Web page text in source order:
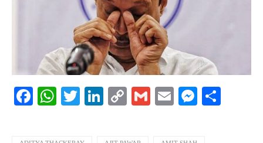
Facebook
WhatsApp
TwitterLinkedIn
CopyGmailEmail